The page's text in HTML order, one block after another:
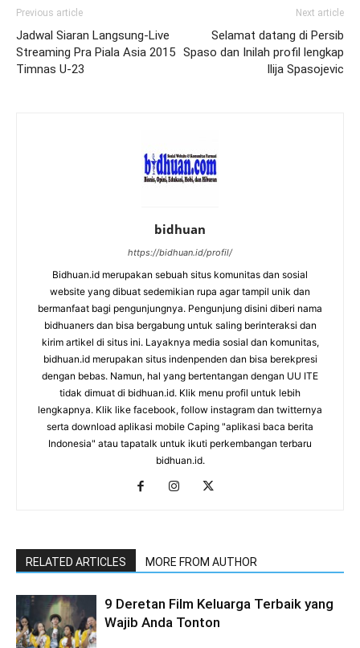
Previous article
Jadwal Siaran Langsung-Live
Streaming Pra Piala Asia 2015
Timnas U-23
Next article
Selamat datang di Persib
Spaso dan Inilah profil lengkap
Ilija Spasojevic
bidhuan
https://bidhuan.id/profil/
Bidhuan.id merupakan sebuah situs komunitas dan sosial
website yang dibuat sedemikian rupa agar tampil unik dan
bermanfaat bagi pengunjungnya. Pengunjung disini diberi nama
bidhuaners dan bisa bergabung untuk saling berinteraksi dan
kirim artikel di situs ini. Layaknya media sosial dan komunitas,
bidhuan.id merupakan situs indenpenden dan bisa berekpresi
dengan bebas. Namun, hal yang bertentangan dengan UU ITE
tidak dimuat di bidhuan.id. Klik menu profil untuk lebih
lengkapnya. Klik like facebook, follow instagram dan twitternya
serta download aplikasi mobile Caping "aplikasi baca berita
Indonesia" atau tapatalk untuk ikuti perkembangan terbaru
bidhuan.id.
RELATED ARTICLES MORE FROM AUTHOR
9 Deretan Film Keluarga Terbaik yang
Wajib Anda Tonton